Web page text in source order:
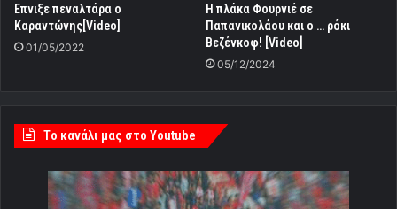
Eπνιξε πεναλτάρα ο
Καραντώνης[Video]
01/05/2022
Η πλάκα Φουρνιέ σε
Παπανικολάου και ο … ρόκι
Βεζένκοφ! [Video]
05/12/2024
Tο κανάλι μας στο Youtube